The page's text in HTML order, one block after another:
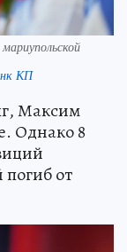
КП
Максим
Однако 8
от